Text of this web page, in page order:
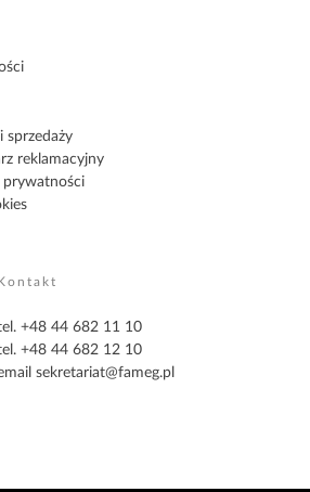
sprzedaży
reklamacyjny
prywatności
+48 44 682 11 10
+48 44 682 12 10
sekretariat@fameg.pl